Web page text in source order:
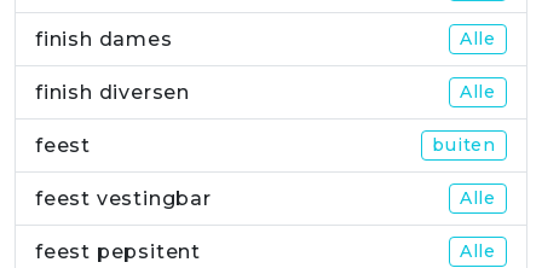
finish dames Alle
finish diversen Alle
feest buiten
feest vestingbar Alle
feest pepsitent Alle